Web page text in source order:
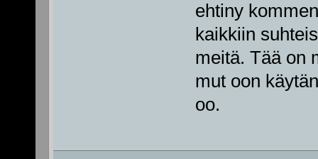
ehtiny
kaikkiin
meitä. Tää on
mut oon
oo.